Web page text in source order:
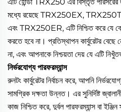
মধ্যে রয়েছে TRX250EX,
এবং TRX250ER, এটি নিশ্চিত করে যে
করতে হবে না। প্রতিস্থাপন কার্বুরেটর
না, এবং আপনাকে নিশ্চয়তা দেয় যে এটি
নির্ভরযোগ্য পারফরম্যান্স
রুনটং কার্বুরেটর নির্বাচন করে, আপনি
সামগ্রিক দক্ষতা উন্নত। এর সুনির্দিষ্ট
কাজ নিশ্চিত করে, দুর্বল পারফরম্যান্স বা